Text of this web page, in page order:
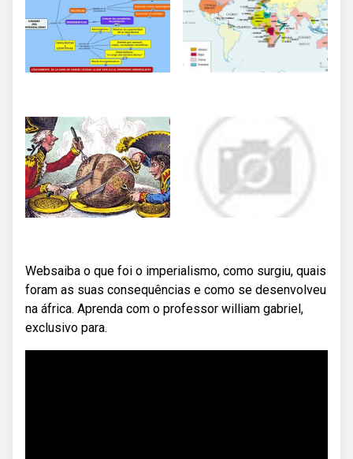
Websaiba o que foi o imperialismo, como surgiu, quais
foram as suas consequências e como se desenvolveu
na áfrica. Aprenda com o professor william gabriel,
exclusivo para.